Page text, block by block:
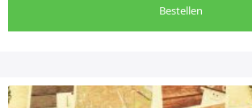
Bestellen